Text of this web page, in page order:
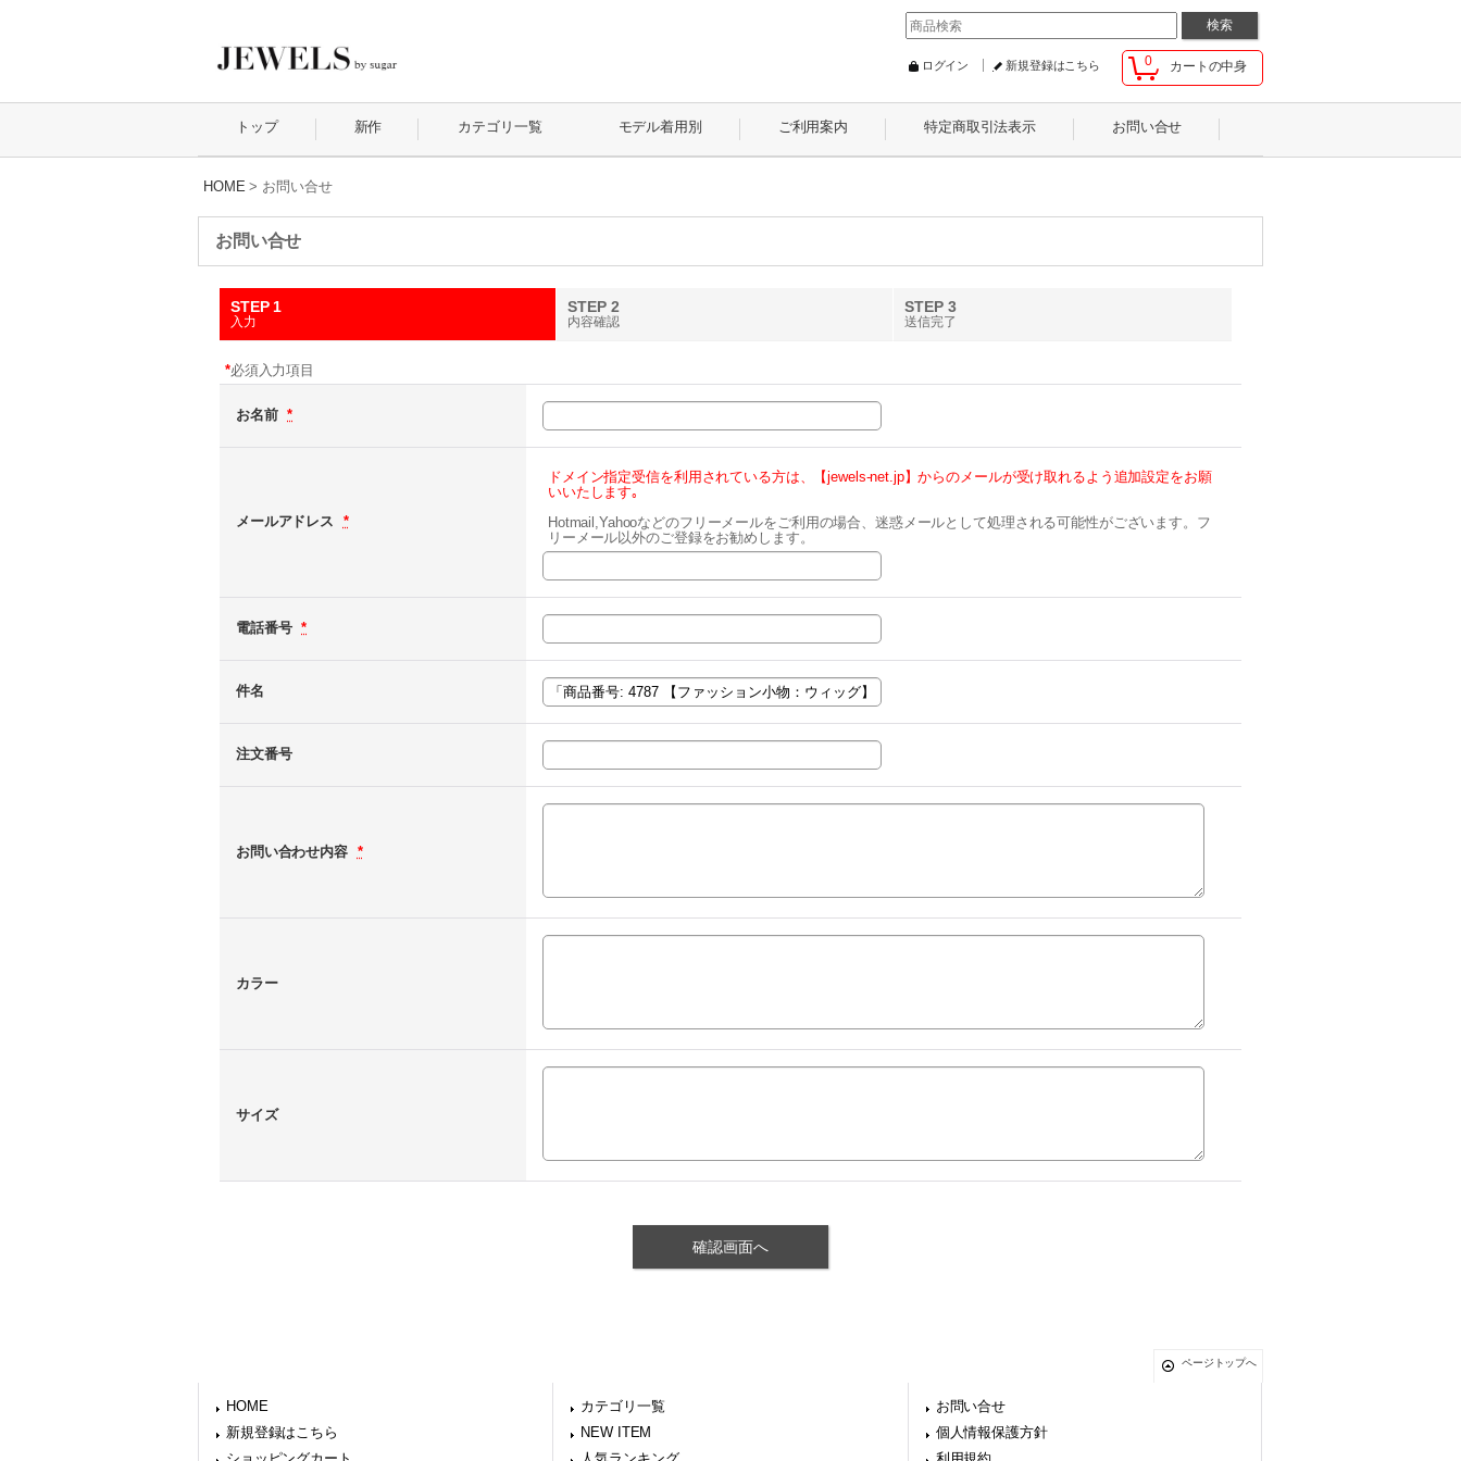
0 カートの中身
ログイン 新規登録はこちら
トップ 新作 カテゴリ一覧 モデル着用別 ご利用案内 特定商取引法表示 お問い合せ
HOME > お問い合せ
お問い合せ
STEP 1
入力
STEP 2
内容確認
STEP 3
送信完了
*必須入力項目
お名前 *
メールアドレス *
ドメイン指定受信を利用されている方は、【jewels-net.jp】からのメールが受け取れるよう追加設定をお願
いいたします｡
Hotmail,Yahooなどのフリーメールをご利用の場合、迷惑メールとして処理される可能性がございます。フ
リーメール以外のご登録をお勧めします。
電話番号 *
件名
注文番号
お問い合わせ内容 *
カラー
サイズ
ページトップへ
HOME
新規登録はこちら
カテゴリ一覧
NEW ITEM
お問い合せ
個人情報保護方針